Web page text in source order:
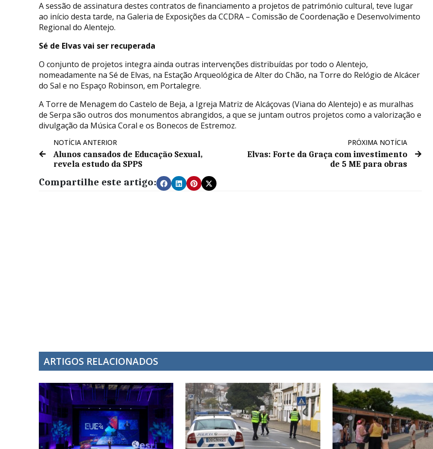
A sessão de assinatura destes contratos de financiamento a projetos de património cultural, teve lugar
ao início desta tarde, na Galeria de Exposições da CCDRA – Comissão de Coordenação e Desenvolvimento
Regional do Alentejo.
Sé de Elvas vai ser recuperada
O conjunto de projetos integra ainda outras intervenções distribuídas por todo o Alentejo,
nomeadamente na Sé de Elvas, na Estação Arqueológica de Alter do Chão, na Torre do Relógio de Alcácer
do Sal e no Espaço Robinson, em Portalegre.
A Torre de Menagem do Castelo de Beja, a Igreja Matriz de Alcáçovas (Viana do Alentejo) e as muralhas
de Serpa são outros dos monumentos abrangidos, a que se juntam outros projetos como a valorização e
divulgação da Música Coral e os Bonecos de Estremoz.
NOTÍCIA ANTERIOR
Alunos cansados de Educação Sexual,
revela estudo da SPPS
PRÓXIMA NOTÍCIA
Elvas: Forte da Graça com investimento
de 5 ME para obras
Compartilhe este artigo:
ARTIGOS RELACIONADOS